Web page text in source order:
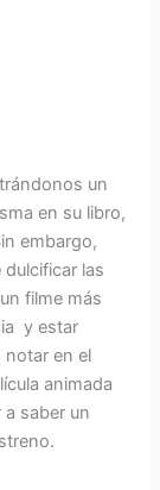
un
en su libro,
embargo,
las
filme más
y estar
notar en el
animada
saber un